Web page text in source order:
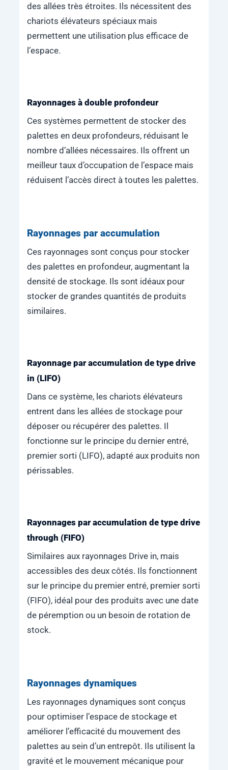
des allées très étroites. Ils nécessitent des
chariots élévateurs spéciaux mais
permettent une utilisation plus efficace de
l’espace.
Rayonnages à double profondeur
Ces systèmes permettent de stocker des
palettes en deux profondeurs, réduisant le
nombre d’allées nécessaires. Ils offrent un
meilleur taux d’occupation de l’espace mais
réduisent l’accès direct à toutes les palettes.
Rayonnages par accumulation
Ces rayonnages sont conçus pour stocker
des palettes en profondeur, augmentant la
densité de stockage. Ils sont idéaux pour
stocker de grandes quantités de produits
similaires.
Rayonnage par accumulation de type drive
in (LIFO)
Dans ce système, les chariots élévateurs
entrent dans les allées de stockage pour
déposer ou récupérer des palettes. Il
fonctionne sur le principe du dernier entré,
premier sorti (LIFO), adapté aux produits non
périssables.
Rayonnages par accumulation de type drive
through (FIFO)
Similaires aux rayonnages Drive in, mais
accessibles des deux côtés. Ils fonctionnent
sur le principe du premier entré, premier sorti
(FIFO), idéal pour des produits avec une date
de péremption ou un besoin de rotation de
stock.
Rayonnages dynamiques
Les rayonnages dynamiques sont conçus
pour optimiser l’espace de stockage et
améliorer l’efficacité du mouvement des
palettes au sein d’un entrepôt. Ils utilisent la
gravité et le mouvement mécanique pour